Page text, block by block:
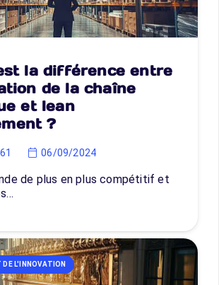
la différence entre
de la chaîne
et lean
?
06/09/2024
de plus en plus compétitif et
DE L'INNOVATION